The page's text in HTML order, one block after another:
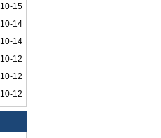
10-15
10-14
10-14
10-12
10-12
10-12